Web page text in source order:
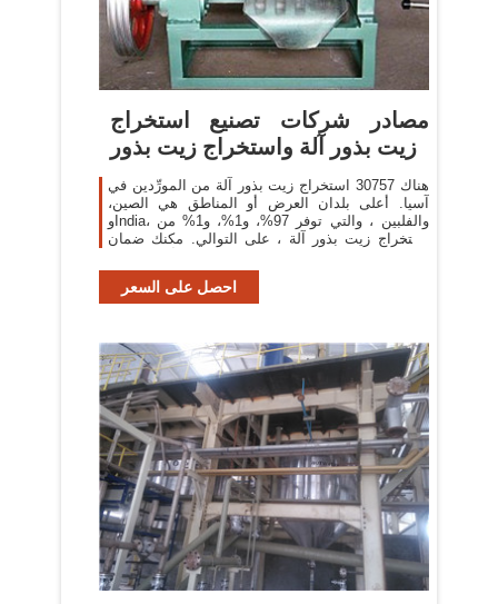
مصادر شركات تصنيع استخراج
زيت بذور آلة واستخراج زيت بذور
هناك 30757 استخراج زيت بذور آلة من المورِّدين في
آسيا. أعلى بلدان العرض أو المناطق هي الصين،
وIndia، والفلبين ، والتي توفر 97%، و1%، و1% من
استخراج زيت بذور آلة ، على التوالي. مكنك ضمان
احصل على السعر